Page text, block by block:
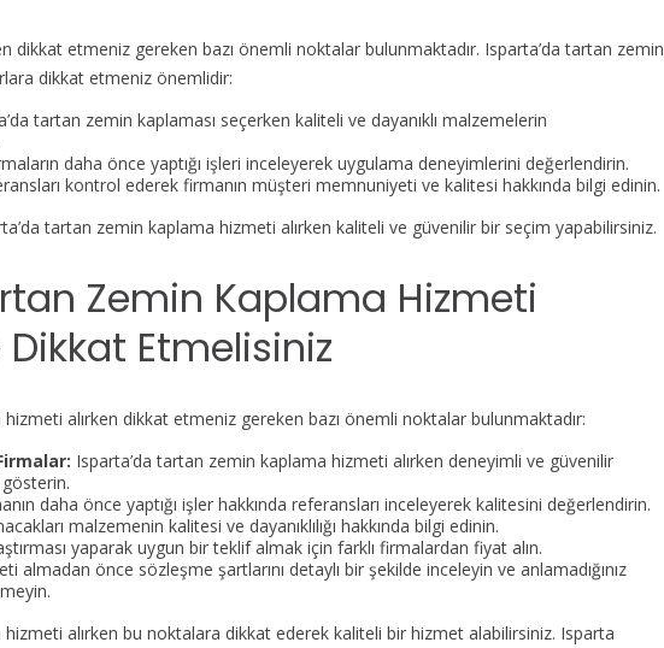
dikkat etmeniz gereken bazı önemli noktalar bulunmaktadır. Isparta’da tartan zemin
dikkat etmeniz önemlidir:
tartan zemin kaplaması seçerken kaliteli ve dayanıklı malzemelerin
daha önce yaptığı işleri inceleyerek uygulama deneyimlerini değerlendirin.
kontrol ederek firmanın müşteri memnuniyeti ve kalitesi hakkında bilgi edinin.
tartan zemin kaplama hizmeti alırken kaliteli ve güvenilir bir seçim yapabilirsiniz.
Zemin Kaplama Hizmeti
Dikkat Etmelisiniz
alırken dikkat etmeniz gereken bazı önemli noktalar bulunmaktadır:
Isparta’da tartan zemin kaplama hizmeti alırken deneyimli ve güvenilir
daha önce yaptığı işler hakkında referansları inceleyerek kalitesini değerlendirin.
malzemenin kalitesi ve dayanıklılığı hakkında bilgi edinin.
yaparak uygun bir teklif almak için farklı firmalardan fiyat alın.
almadan önce sözleşme şartlarını detaylı bir şekilde inceleyin ve anlamadığınız
alırken bu noktalara dikkat ederek kaliteli bir hizmet alabilirsiniz. Isparta